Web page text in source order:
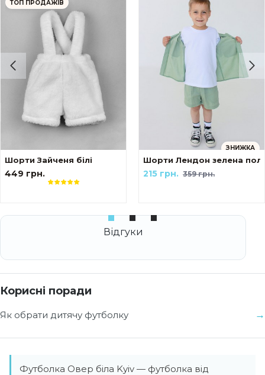
ТОП ПРОДАЖІВ
Шорти Зайченя білі
449 грн.
ЗНИЖКА
Шорти Лендон зелена
359 грн.
215 грн.
Корисні поради
Як обрати дитячу футболку
Футболка Овер біла Kyiv — футболка від